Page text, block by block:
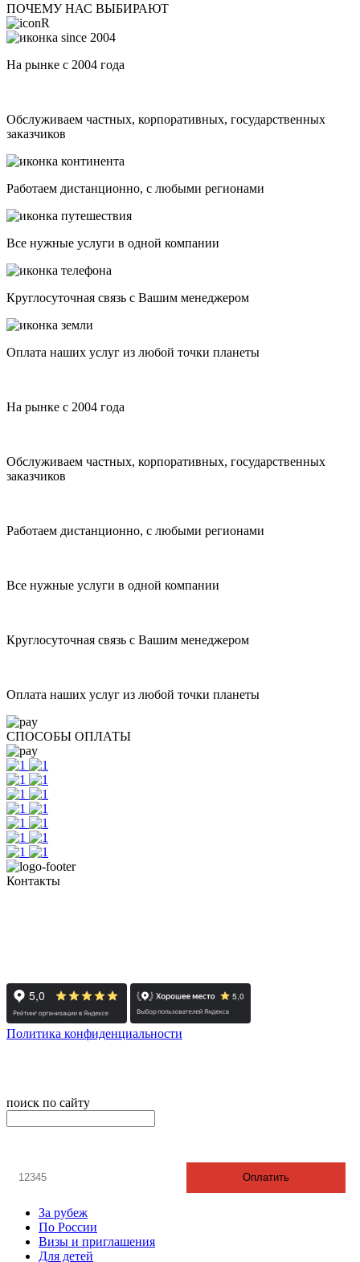
ПОЧЕМУ НАС ВЫБИРАЮТ
На рынке с 2004 года
Обслуживаем частных, корпоративных, государственных
заказчиков
Работаем дистанционно, с любыми регионами
Все нужные услуги в одной компании
Круглосуточная связь с Вашим менеджером
Оплата наших услуг из любой точки планеты
На рынке с 2004 года
Обслуживаем частных, корпоративных, государственных
заказчиков
Работаем дистанционно, с любыми регионами
Все нужные услуги в одной компании
Круглосуточная связь с Вашим менеджером
Оплата наших услуг из любой точки планеты
СПОСОБЫ ОПЛАТЫ
Контакты
Политика конфиденциальности
поиск по сайту
Оплатить
За рубеж
По России
Визы и приглашения
Для детей